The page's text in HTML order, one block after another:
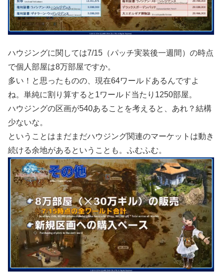
ハウジングに関しては7/15（パッチ実装後一週間）の時点
で個人部屋は8万部屋ですか。
多い！と思ったものの、現在64ワールドあるんですよ
ね。単純に割り算すると1ワールド当たり1250部屋。
ハウジングの区画が540あることを考えると、あれ？結構
少ないな。
ということはまだまだハウジング関連のマーケットは動き
続ける余地があるということも。ふむふむ。